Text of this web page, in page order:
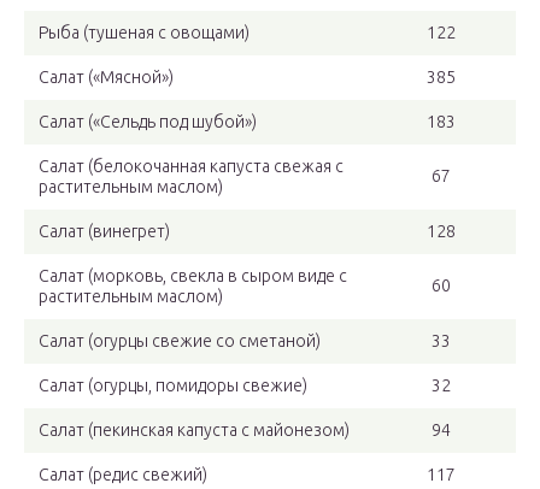
Рыба (тушеная с овощами) 122
Салат («Мясной») 385
Салат («Сельдь под шубой») 183
Салат (белокочанная капуста свежая с
растительным маслом)
67
Салат (винегрет) 128
Салат (морковь, свекла в сыром виде с
растительным маслом)
60
Салат (огурцы свежие со сметаной) 33
Салат (огурцы, помидоры свежие) 32
Салат (пекинская капуста с майонезом) 94
Салат (редис свежий) 117